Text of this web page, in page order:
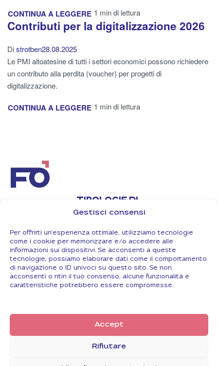
Gestisci consensi
Per offrirti un'esperienza ottimale, utilizziamo tecnologie
come i cookie per memorizzare e/o accedere alle
informazioni sui dispositivi. Se acconsenti a queste
tecnologie, possiamo elaborare dati come il comportamento
di navigazione o ID univoci su questo sito. Se non
acconsenti o ritiri il tuo consenso, alcune funzionalità e
caratteristiche potrebbero essere compromesse.
Accept
Rifiutare
CONTINUA A LEGGERE 1 min di lettura
Contributi per la digitalizzazione 2026
Distrotben28.08.2025
Le PMI altoatesine di tutti i settori economici possono richiedere
un contributo alla perdita (voucher) per progetti di
digitalizzazione.
CONTINUA A LEGGERE 1 min di lettura
TIPOLOGIE DI
AGEVOLAZIONI
E FONDI
FAQ
LAVORA CON
NOI
CONTATTI
NEWSLETTER
Iscriviti
Ho letto e accetto la
informative sulla
e acconsento
I NOSTRI PARTNER E LE NOSTRE CERTIFICAZIONI